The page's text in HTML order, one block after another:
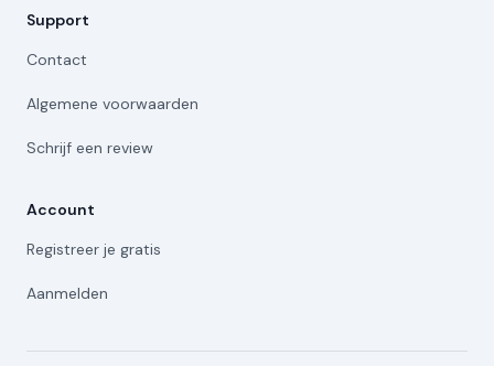
Support
Contact
Algemene voorwaarden
Schrijf een review
Account
Registreer je gratis
Aanmelden